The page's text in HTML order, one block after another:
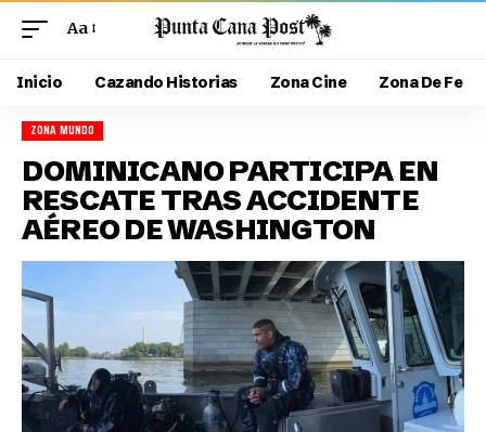
Aa
Inicio Cazando Historias Zona Cine Zona De Fe
ZONA MUNDO
DOMINICANO PARTICIPA EN
RESCATE TRAS ACCIDENTE
AÉREO DE WASHINGTON